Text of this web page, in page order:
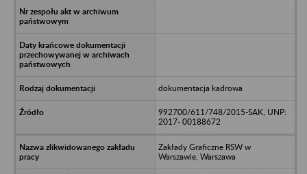
dokumentacja kadrowa
992700/611/748/2015-SAK, UNP:
2017- 00188672
Zakłady Graficzne RSW w
Warszawie, Warszawa